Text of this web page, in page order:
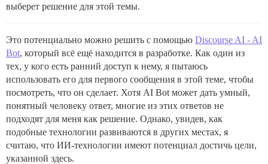
выберет решение для этой темы.
Это потенциально можно решить с помощью Discourse AI - AI
Bot, который всё ещё находится в разработке. Как один из
тех, у кого есть ранний доступ к нему, я пытаюсь
использовать его для первого сообщения в этой теме, чтобы
посмотреть, что он сделает. Хотя AI Bot может дать умный,
понятный человеку ответ, многие из этих ответов не
подходят для меня как решение. Однако, увидев, как
подобные технологии развиваются в других местах, я
считаю, что ИИ-технологии имеют потенциал достичь цели,
указанной здесь.